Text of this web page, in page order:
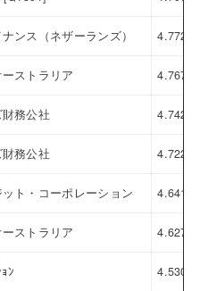
ンス（ネザーランズ） 4.772
ストラリア 4.767
務公社 4.742
務公社 4.722
ト・コーポレーション 4.641
ストラリア 4.627
ﾝ 4.530